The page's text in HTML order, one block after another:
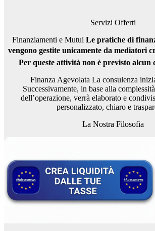
Servizi Offerti
Finanziamenti e Mutui Le pratiche di
vengono gestite unicamente da mediatori
Per queste attività non è previsto alcun
Finanza Agevolata La consulenza
Successivamente, in base alla
dell’operazione, verrà elaborato e
personalizzato, chiaro e
La Nostra Filosofia